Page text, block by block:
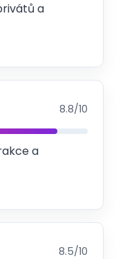
a
8.8/10
a
8.5/10